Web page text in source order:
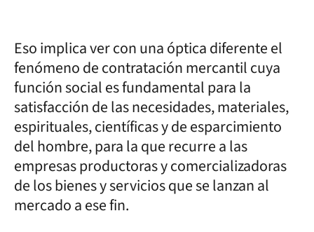
Eso implica ver con una óptica diferente el
fenómeno de contratación mercantil cuya
función social es fundamental para la
satisfacción de las necesidades, materiales,
espirituales, científicas y de esparcimiento
del hombre, para la que recurre a las
empresas productoras y comercializadoras
de los bienes y servicios que se lanzan al
mercado a ese fin.